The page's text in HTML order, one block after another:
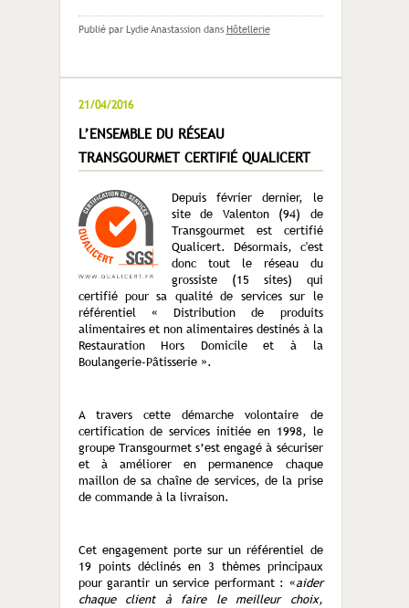
Publié par Lydie Anastassion dans Hôtellerie
21/04/2016
L’ENSEMBLE DU RÉSEAU
TRANSGOURMET CERTIFIÉ QUALICERT
Depuis février dernier, le
site de Valenton (94) de
Transgourmet est certifié
Qualicert. Désormais, c'est
donc tout le réseau du
grossiste (15 sites) qui
certifié pour sa qualité de services sur le
référentiel « Distribution de produits
alimentaires et non alimentaires destinés à la
Restauration Hors Domicile et à la
Boulangerie-Pâtisserie ».
A travers cette démarche volontaire de
certification de services initiée en 1998, le
groupe Transgourmet s’est engagé à sécuriser
et à améliorer en permanence chaque
maillon de sa chaîne de services, de la prise
de commande à la livraison.
Cet engagement porte sur un référentiel de
19 points déclinés en 3 thèmes principaux
pour garantir un service performant : «aider
chaque client à faire le meilleur choix,